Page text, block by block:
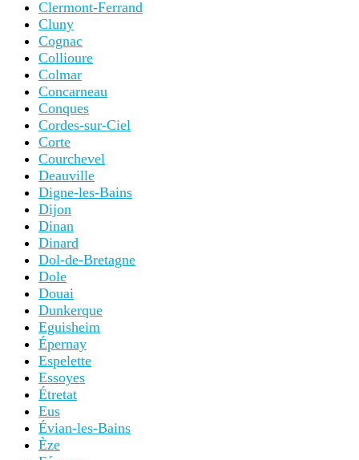
Clermont-Ferrand
Cluny
Cognac
Collioure
Colmar
Concarneau
Conques
Cordes-sur-Ciel
Corte
Courchevel
Deauville
Digne-les-Bains
Dijon
Dinan
Dinard
Dol-de-Bretagne
Dole
Douai
Dunkerque
Eguisheim
Épernay
Espelette
Essoyes
Étretat
Eus
Évian-les-Bains
Èze